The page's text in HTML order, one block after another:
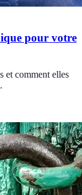
pour votre
et comment elles